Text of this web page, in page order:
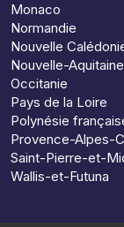
Monaco
Normandie
Nouvelle
Nouvelle-Aquitaine
Occitanie
Pays de la Loire
Polynésie
Provence-Alpes-
Saint-Pierre-et-
Wallis-et-Futuna